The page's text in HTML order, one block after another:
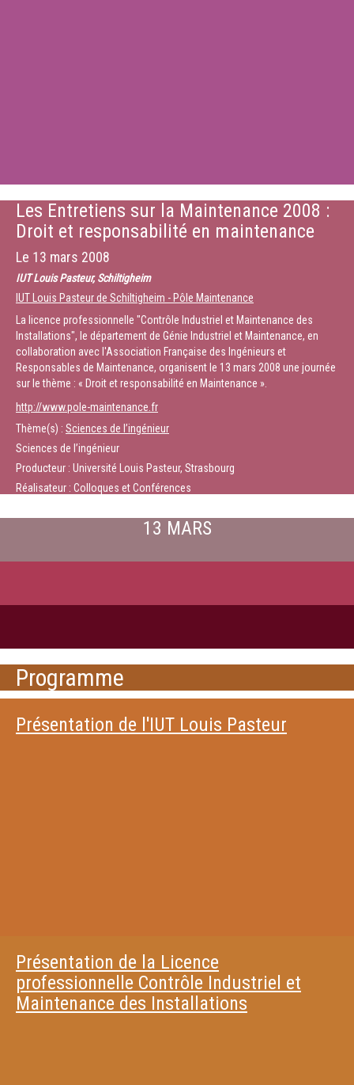
Les Entretiens sur la Maintenance 2008 :
Droit et responsabilité en maintenance
Le 13 mars 2008
IUT Louis Pasteur, Schiltigheim
IUT Louis Pasteur de Schiltigheim - Pôle Maintenance
La licence professionnelle "Contrôle Industriel et Maintenance des
Installations", le département de Génie Industriel et Maintenance, en
collaboration avec l'Association Française des Ingénieurs et
Responsables de Maintenance, organisent le 13 mars 2008 une journée
sur le thème : « Droit et responsabilité en Maintenance ».
http://www.pole-maintenance.fr
Thème(s) : Sciences de l’ingénieur
Sciences de l’ingénieur
Producteur : Université Louis Pasteur, Strasbourg
Réalisateur : Colloques et Conférences
13 MARS
Programme
Présentation de l'IUT Louis Pasteur
Présentation de la Licence
professionnelle Contrôle Industriel et
Maintenance des Installations